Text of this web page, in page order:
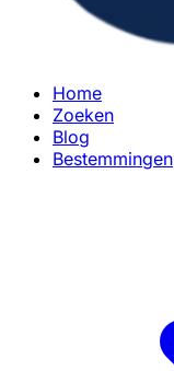
Home
Zoeken
Blog
Bestemmingen